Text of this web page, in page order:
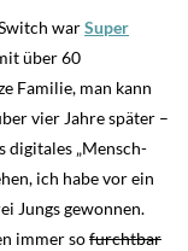
warSuper
über 60
Familie, man kann
vier Jahre später –
digitales „Mensch-
ich habe vor ein
Jungs gewonnen.
immer sofurchtbar